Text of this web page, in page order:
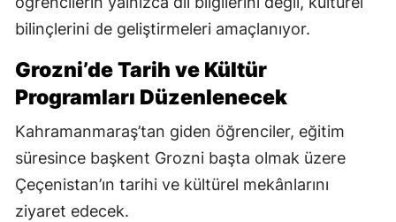
bilinçlerini de geliştirmeleri amaçlanıyor.
Grozni’de Tarih ve Kültür
Programları Düzenlenecek
Kahramanmaraş’tan giden öğrenciler, eğitim
süresince başkent Grozni başta olmak üzere
Çeçenistan’ın tarihi ve kültürel mekânlarını
ziyaret edecek.